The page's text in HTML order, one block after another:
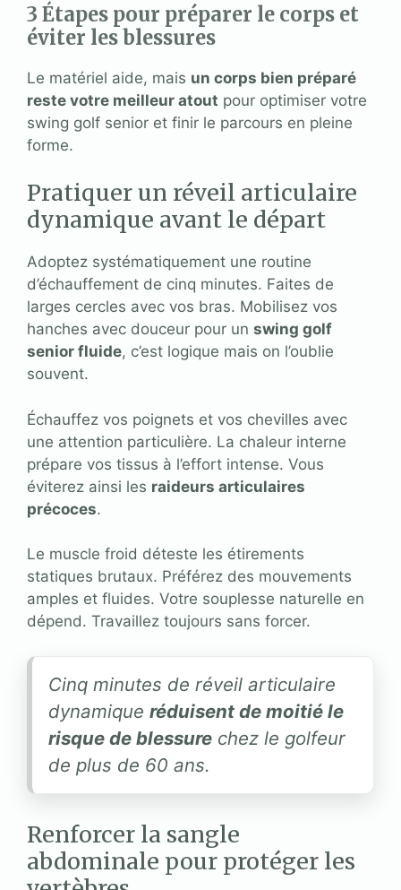
3 Étapes pour préparer le corps et
éviter les blessures
Le matériel aide, mais un corps bien préparé
reste votre meilleur atout pour optimiser votre
swing golf senior et finir le parcours en pleine
forme.
Pratiquer un réveil articulaire
dynamique avant le départ
Adoptez systématiquement une routine
d’échauffement de cinq minutes. Faites de
larges cercles avec vos bras. Mobilisez vos
hanches avec douceur pour un swing golf
senior fluide, c’est logique mais on l’oublie
souvent.
Échauffez vos poignets et vos chevilles avec
une attention particulière. La chaleur interne
prépare vos tissus à l’effort intense. Vous
éviterez ainsi les raideurs articulaires
précoces.
Le muscle froid déteste les étirements
statiques brutaux. Préférez des mouvements
amples et fluides. Votre souplesse naturelle en
dépend. Travaillez toujours sans forcer.
Cinq minutes de réveil articulaire
dynamique réduisent de moitié le
risque de blessure chez le golfeur
de plus de 60 ans.
Renforcer la sangle
abdominale pour protéger les